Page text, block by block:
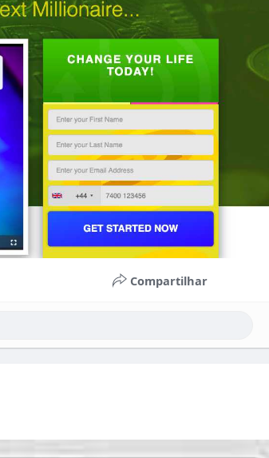
Compartilhar